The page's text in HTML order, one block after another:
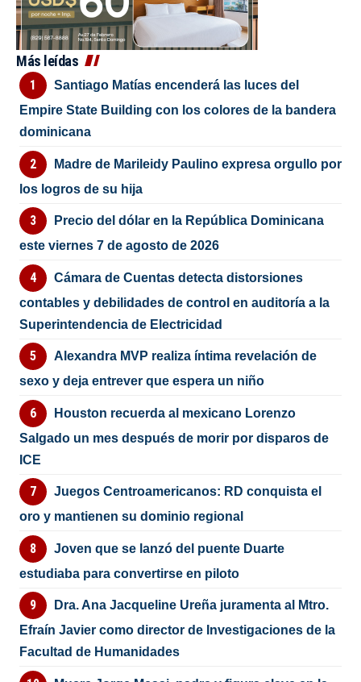
Más leídas
Santiago Matías encenderá las luces del
Empire State Building con los colores de la bandera
dominicana
Madre de Marileidy Paulino expresa orgullo por
los logros de su hija
Precio del dólar en la República Dominicana
este viernes 7 de agosto de 2026
Cámara de Cuentas detecta distorsiones
contables y debilidades de control en auditoría a la
Superintendencia de Electricidad
Alexandra MVP realiza íntima revelación de
sexo y deja entrever que espera un niño
Houston recuerda al mexicano Lorenzo
Salgado un mes después de morir por disparos de
ICE
Juegos Centroamericanos: RD conquista el
oro y mantienen su dominio regional
Joven que se lanzó del puente Duarte
estudiaba para convertirse en piloto
Dra. Ana Jacqueline Ureña juramenta al Mtro.
Efraín Javier como director de Investigaciones de la
Facultad de Humanidades